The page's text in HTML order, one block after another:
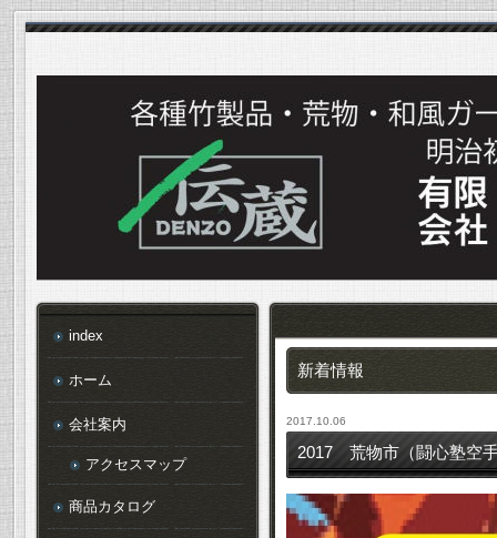
新着情報
2017.10.06
2017 荒物市（闘心塾空
index
ホーム
会社案内
アクセスマップ
商品カタログ